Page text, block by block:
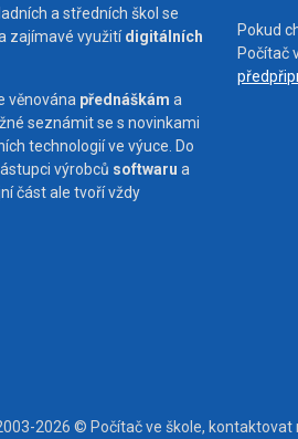
a středních škol se
zajímavé využitídigitálních
věnována přednáškám a
seznámit se s novinkami
technologií ve výuce. Do
výrobců softwaru a
část ale tvoří vždy
Pokud
Počítač
2026 © Počítač ve škole,